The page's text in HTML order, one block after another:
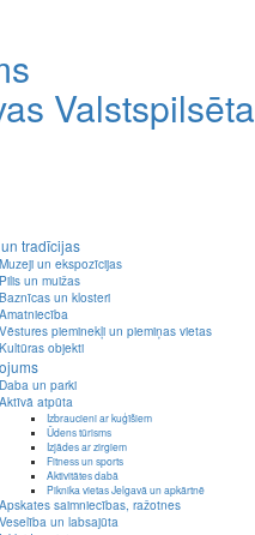
Valstspilsēta
tradīcijas
Muzeji un ekspozīcijas
Pilis un muižas
Baznīcas un klosteri
Amatniecība
Vēstures pieminekļi un piemiņas vietas
Kultūras objekti
Daba un parki
Aktīvā atpūta
Izbraucieni ar kuģīšiem
Ūdens tūrisms
Izjādes ar zirgiem
Fitness un sports
Aktivitātes dabā
Piknika vietas Jelgavā un apkārtnē
Apskates saimniecības, ražotnes
Veselība un labsajūta